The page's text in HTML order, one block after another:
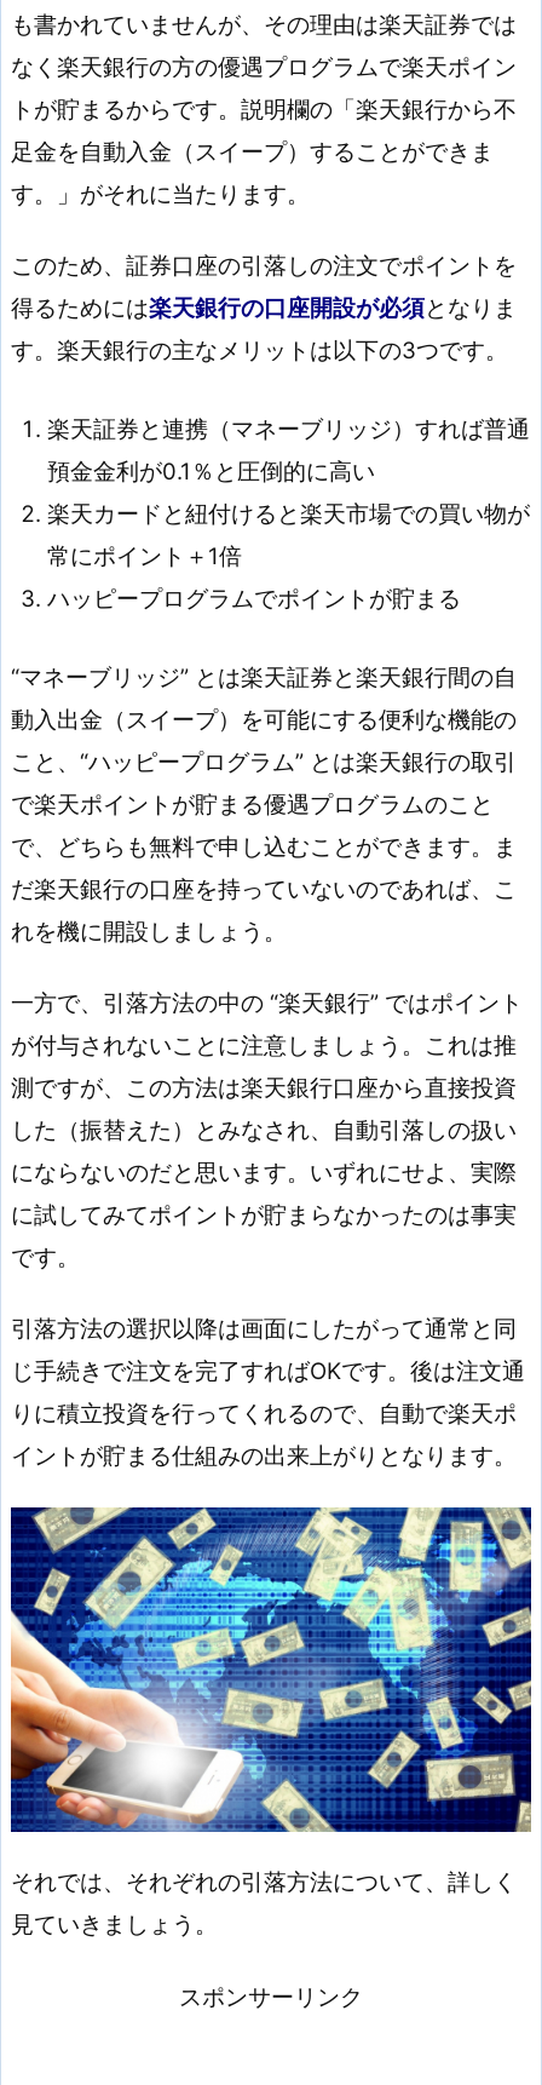
も書かれていませんが、その理由は楽天証券では
なく楽天銀行の方の優遇プログラムで楽天ポイン
トが貯まるからです。説明欄の「楽天銀行から不
足金を自動入金（スイープ）することができま
す。」がそれに当たります。
このため、証券口座の引落しの注文でポイントを
得るためには楽天銀行の口座開設が必須となりま
す。楽天銀行の主なメリットは以下の3つです。
楽天証券と連携（マネーブリッジ）すれば普通
預金金利が0.1％と圧倒的に高い
楽天カードと紐付けると楽天市場での買い物が
常にポイント＋1倍
ハッピープログラムでポイントが貯まる
“マネーブリッジ” とは楽天証券と楽天銀行間の自
動入出金（スイープ）を可能にする便利な機能の
こと、“ハッピープログラム” とは楽天銀行の取引
で楽天ポイントが貯まる優遇プログラムのこと
で、どちらも無料で申し込むことができます。ま
だ楽天銀行の口座を持っていないのであれば、こ
れを機に開設しましょう。
一方で、引落方法の中の “楽天銀行” ではポイント
が付与されないことに注意しましょう。これは推
測ですが、この方法は楽天銀行口座から直接投資
した（振替えた）とみなされ、自動引落しの扱い
にならないのだと思います。いずれにせよ、実際
に試してみてポイントが貯まらなかったのは事実
です。
引落方法の選択以降は画面にしたがって通常と同
じ手続きで注文を完了すればOKです。後は注文通
りに積立投資を行ってくれるので、自動で楽天ポ
イントが貯まる仕組みの出来上がりとなります。
それでは、それぞれの引落方法について、詳しく
見ていきましょう。
スポンサーリンク